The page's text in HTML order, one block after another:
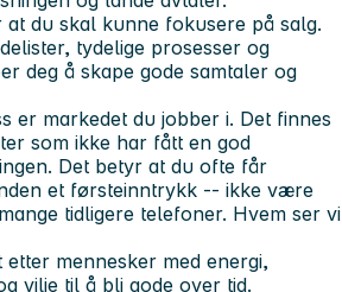
du skal kunne fokusere på salg.
tydelige prosesser og
deg å skape gode samtaler og
er markedet du jobber i. Det finnes
som ikke har fått en god
Det betyr at du ofte får
et førsteinntrykk -- ikke være
tidligere telefoner. Hvem ser vi
mennesker med energi,
vilje til å bli gode over tid.